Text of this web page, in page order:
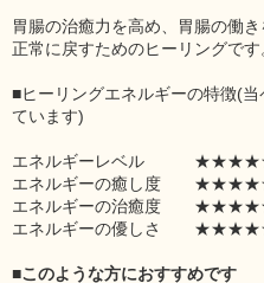
胃腸の治癒力を高め、胃腸の働き
正常に戻すためのヒーリングです
■ヒーリングエネルギーの特徴(
ています)
エネルギーレベル
エネルギーの癒し度
エネルギーの治癒度
エネルギーの優しさ
■このような方におすすめです